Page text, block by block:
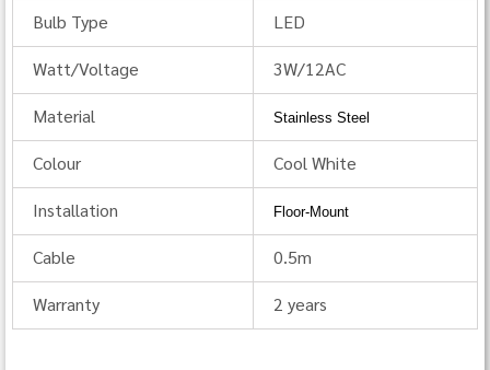
Bulb Type LED
Watt/Voltage 3W/12AC
Material Stainless Steel
Colour Cool White
Installation Floor-Mount
Cable 0.5m
Warranty 2 years